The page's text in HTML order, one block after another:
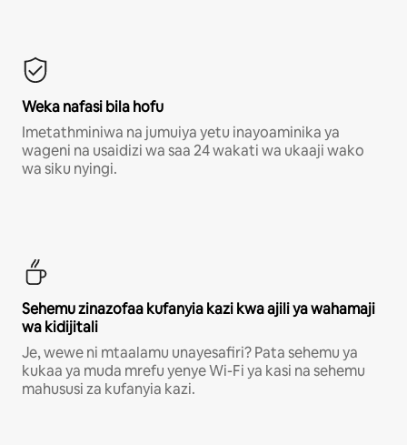
Weka nafasi bila hofu
Imetathminiwa na jumuiya yetu inayoaminika ya
wageni na usaidizi wa saa 24 wakati wa ukaaji wako
wa siku nyingi.
Sehemu zinazofaa kufanyia kazi kwa ajili ya wahamaji
wa kidijitali
Je, wewe ni mtaalamu unayesafiri? Pata sehemu ya
kukaa ya muda mrefu yenye Wi-Fi ya kasi na sehemu
mahususi za kufanyia kazi.